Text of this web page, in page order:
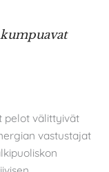
pelot välittyivät
vastustajat